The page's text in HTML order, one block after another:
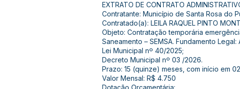
EXTRATO DE CONTRATO
Contratante: Município de Santa Rosa do
Contratado(a): LEILA RAQUEL PINTO
Objeto: Contratação temporária
Saneamento – SEMSA. Fundamento
Lei Municipal nº 40/2025;
Decreto Municipal nº 03 /2026.
Prazo: 15 (quinze) meses, com início em
Valor Mensal: R$ 4.750
Dotação Orçamentária: